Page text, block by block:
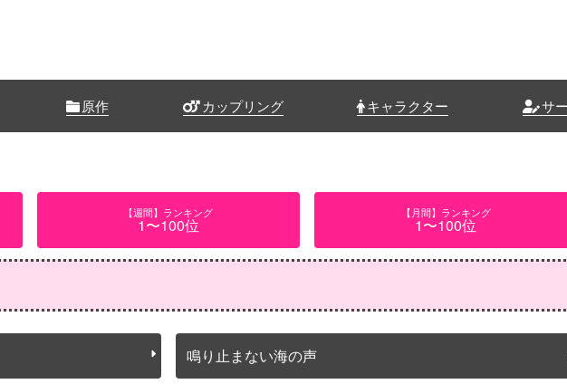
原作 カップリング キャラクター サ
【週間】ランキング
1〜100位
【月間】ランキング
1〜100位
鳴り止まない海の声